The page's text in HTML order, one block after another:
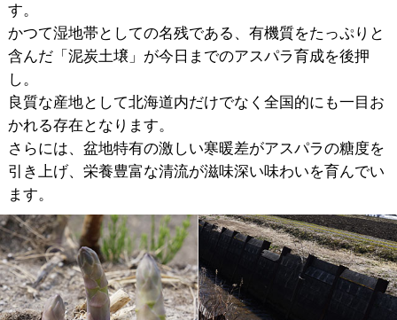
す。
かつて湿地帯としての名残である、有機質をたっぷりと
含んだ「泥炭土壌」が今日までのアスパラ育成を後押
し。
良質な産地として北海道内だけでなく全国的にも一目お
かれる存在となります。
さらには、盆地特有の激しい寒暖差がアスパラの糖度を
引き上げ、栄養豊富な清流が滋味深い味わいを育んでい
ます。